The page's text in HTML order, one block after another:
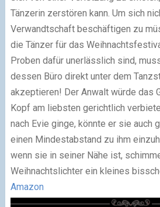
Tänzerin zerstören kann. Um sich
Verwandtschaft beschäftigen zu
die Tänzer für das
Proben dafür unerlässlich sind,
dessen Büro direkt unter dem
akzeptieren! Der Anwalt würde das
Kopf am liebsten gerichtlich
nach Evie ginge, könnte er sie auch
einen Mindestabstand zu ihm
wenn sie in seiner Nähe ist,
Weihnachtslichter ein kleines
Amazon